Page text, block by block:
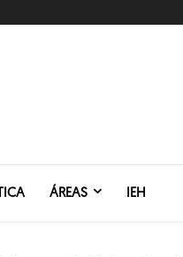
ÁREAS IEH